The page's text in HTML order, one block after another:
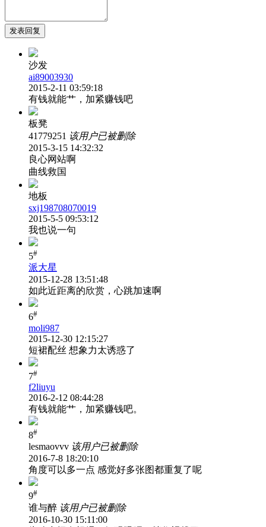
发表回复
沙发
ai89003930
2015-2-11 03:59:18
有钱就能艹，加紧赚钱吧
板凳
41779251 该用户已被删除
2015-3-15 14:32:32
良心网站啊
曲线救国
地板
sxj198708070019
2015-5-5 09:53:12
我也说一句
5#
派大星
2015-12-28 13:51:48
如此近距离的欣赏，心跳加速啊
6#
moli987
2015-12-30 12:15:27
短裙配丝 想象力太诱惑了
7#
f2liuyu
2016-2-12 08:44:28
有钱就能艹，加紧赚钱吧。
8#
lesmaovvv 该用户已被删除
2016-7-8 18:20:10
角度可以多一点 感觉好多张图都重复了呢
9#
谁与醉 该用户已被删除
2016-10-30 15:11:00